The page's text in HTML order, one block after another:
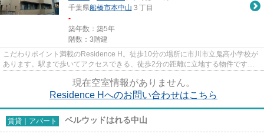
千葉県船橋市本中山 ３丁目
-
築年数：築5年
階数：3階建
こだわりポイント満載のResidence H。徒歩10分の場所に市川市立鬼高小学校が
あります。駅まで歩いてアクセスできる、徒歩2分の距離に立地する物件です。
現在空室情報がありません。
Residence Hへのお問い合わせはこちら
賃貸｜アパート ベルウッドはれる中山